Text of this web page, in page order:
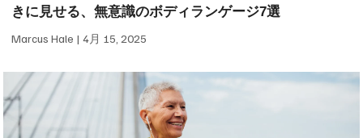
きに見せる、無意識のボディランゲージ7選
Marcus Hale 4月 15, 2025